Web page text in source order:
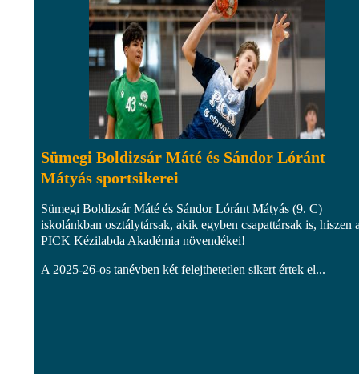
Sümegi Boldizsár Máté és Sándor Lóránt
Mátyás sportsikerei
Sümegi Boldizsár Máté és Sándor Lóránt Mátyás (9. C)
iskolánkban osztálytársak, akik egyben csapattársak is, hiszen
PICK Kézilabda Akadémia növendékei!
A 2025-26-os tanévben két felejthetetlen sikert értek el...